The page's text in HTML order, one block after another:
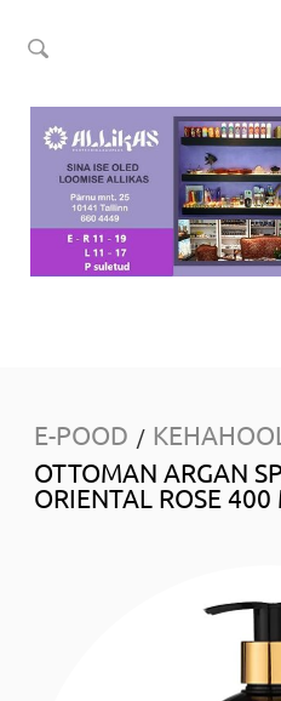
E-POOD /
OTTOMAN ARGAN
ORIENTAL ROSE